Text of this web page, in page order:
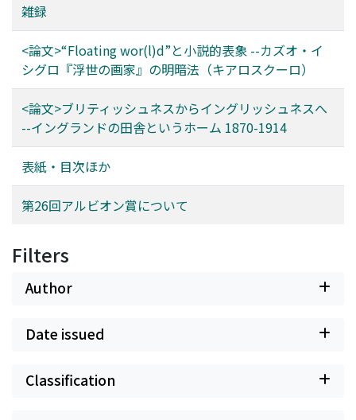
雑録
<論文>“Floating wor(l)d”と小説的表象 --カズオ・イ
シグロ『浮世の画家』の明暗法（キアロスクーロ）
<論文>ブリティッシュネスからイングリッシュネスへ
--イングランドの田舎というホーム 1870-1914
表紙・目次ほか
第26回アルビオン賞について
Filters
Author
Date issued
Classification